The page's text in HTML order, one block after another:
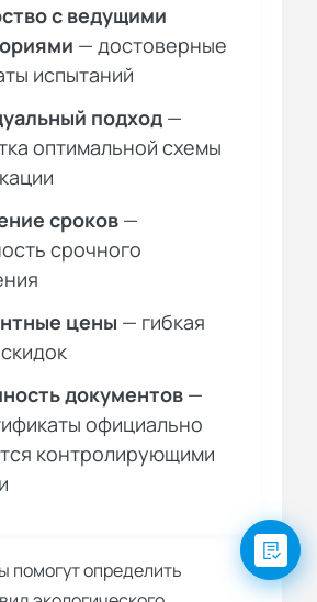
с ведущими
— достоверные
испытаний
подход —
оптимальной схемы
сроков —
срочного
цены — гибкая
документов —
официально
контролирующими
помогут определить